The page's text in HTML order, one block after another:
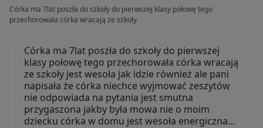
Córka ma 7lat poszła do szkoły do pierwszej klasy połowę tego
przechorowała córka wracają ze szkoły
Córka ma 7lat poszła do szkoły do pierwszej
klasy połowę tego przechorowała córka wracają
ze szkoły jest wesoła jak idzie również ale pani
napisała że córka niechce wyjmować zeszytów
nie odpowiada na pytania jest smutna
przygaszona jakby była mowa nie o moim
dziecku córka w domu jest wesoła energiczna…